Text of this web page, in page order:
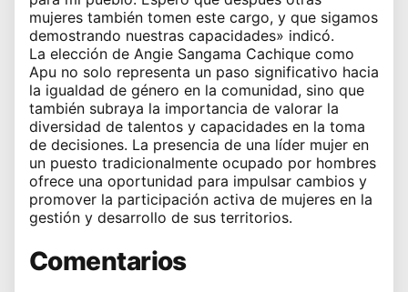
mujeres también tomen este cargo, y que sigamos
demostrando nuestras capacidades» indicó.
La elección de Angie Sangama Cachique como
Apu no solo representa un paso significativo hacia
la igualdad de género en la comunidad, sino que
también subraya la importancia de valorar la
diversidad de talentos y capacidades en la toma
de decisiones. La presencia de una líder mujer en
un puesto tradicionalmente ocupado por hombres
ofrece una oportunidad para impulsar cambios y
promover la participación activa de mujeres en la
gestión y desarrollo de sus territorios.
Comentarios